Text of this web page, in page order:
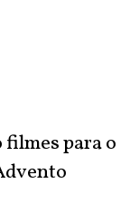
para o